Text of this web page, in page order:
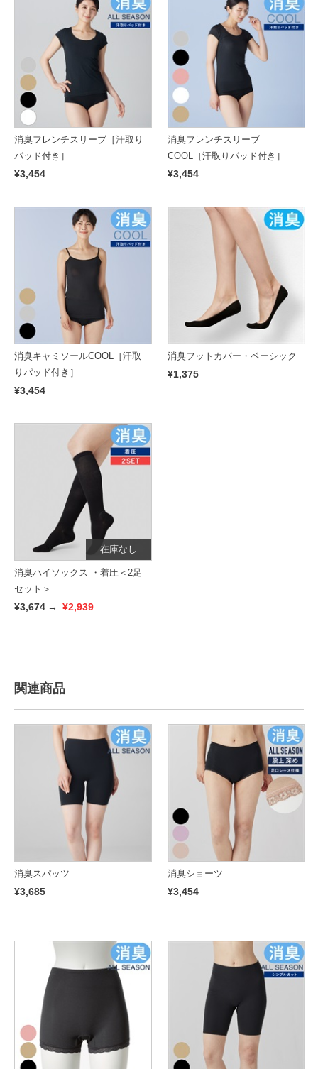
消臭フレンチスリーブ［汗取り
パッド付き］
¥3,454
消臭フレンチスリーブ
COOL［汗取りパッド付き］
¥3,454
消臭キャミソールCOOL［汗取
りパッド付き］
¥3,454
消臭フットカバー・ベーシック
¥1,375
在庫なし
消臭ハイソックス ・着圧＜2足
セット＞
¥3,674 → ¥2,939
関連商品
消臭スパッツ
¥3,685
消臭ショーツ
¥3,454